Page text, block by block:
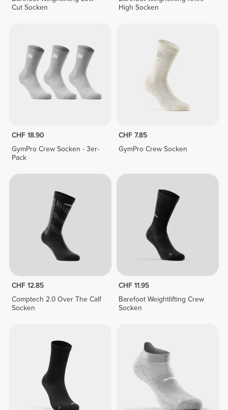
Cut Socken
High Socken
CHF 18.90
GymPro Crew Socken - 3er-
Pack
CHF 7.85
GymPro Crew Socken
CHF 12.85
Comptech 2.0 Over The Calf
Socken
CHF 11.95
Barefoot Weightlifting Crew
Socken